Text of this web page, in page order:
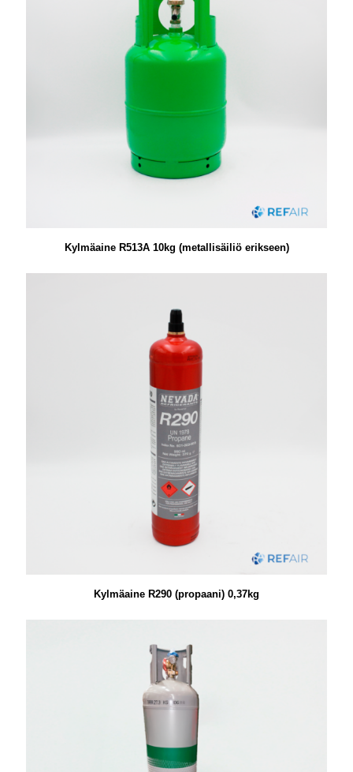
Kylmäaine R513A 10kg (metallisäiliö erikseen)
Kylmäaine R290 (propaani) 0,37kg